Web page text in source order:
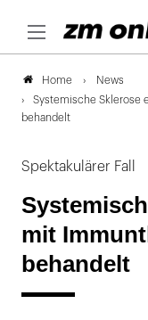
Home
News
Systemische Sklerose
behandelt
Spektakulärer Fall
mit
behandelt